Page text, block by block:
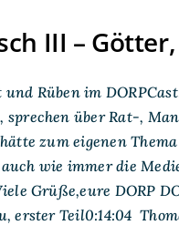
III –
Rüben im
sprechen über Rat-,
zum eigenen
wie immer die
Grüße,eure DORP
erster Teil0:14:04